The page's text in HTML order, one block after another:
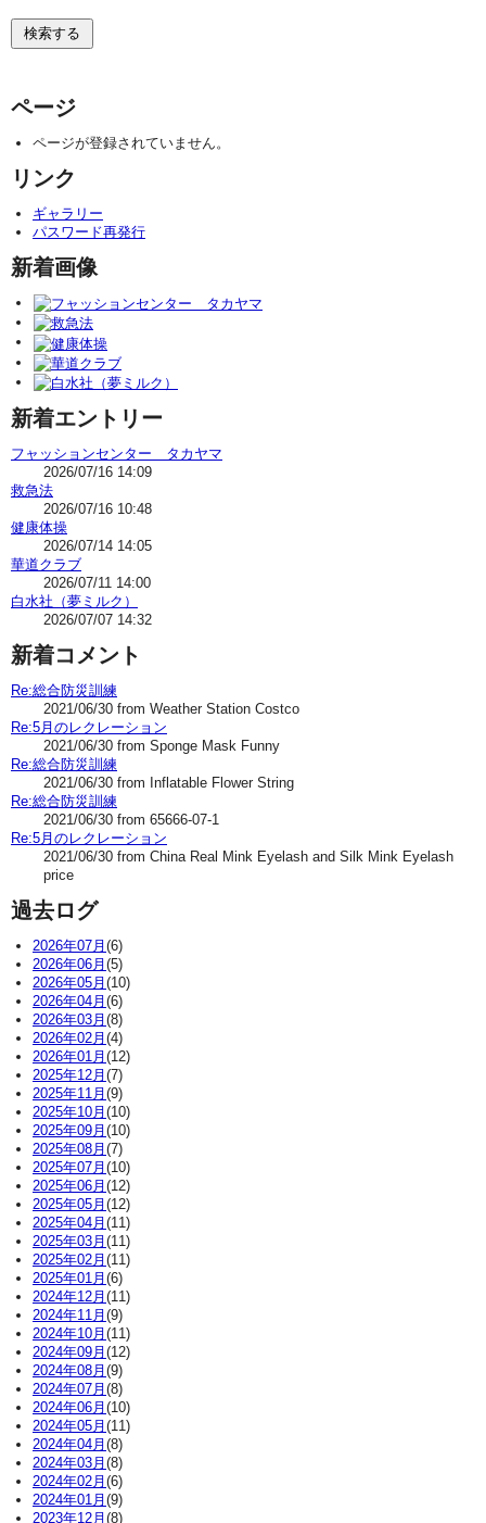
ページ
ページが登録されていません。
リンク
ギャラリー
パスワード再発行
新着画像
新着エントリー
フャッションセンター タカヤマ
2026/07/16 14:09
救急法
2026/07/16 10:48
健康体操
2026/07/14 14:05
華道クラブ
2026/07/11 14:00
白水社（夢ミルク）
2026/07/07 14:32
新着コメント
Re:総合防災訓練
2021/06/30 from Weather Station Costco
Re:5月のレクレーション
2021/06/30 from Sponge Mask Funny
Re:総合防災訓練
2021/06/30 from Inflatable Flower String
Re:総合防災訓練
2021/06/30 from 65666-07-1
Re:5月のレクレーション
2021/06/30 from China Real Mink Eyelash and Silk Mink Eyelash
price
過去ログ
2026年07月 (6)
2026年06月 (5)
2026年05月 (10)
2026年04月 (6)
2026年03月 (8)
2026年02月 (4)
2026年01月 (12)
2025年12月 (7)
2025年11月 (9)
2025年10月 (10)
2025年09月 (10)
2025年08月 (7)
2025年07月 (10)
2025年06月 (12)
2025年05月 (12)
2025年04月 (11)
2025年03月 (11)
2025年02月 (11)
2025年01月 (6)
2024年12月 (11)
2024年11月 (9)
2024年10月 (11)
2024年09月 (12)
2024年08月 (9)
2024年07月 (8)
2024年06月 (10)
2024年05月 (11)
2024年04月 (8)
2024年03月 (8)
2024年02月 (6)
2024年01月 (9)
2023年12月 (8)